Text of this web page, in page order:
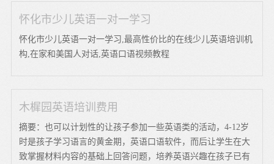
怀化市少儿英语一对一学习
怀化市少儿英语一对一学习,最高性价比的在线少儿英语培训机
构,在家和美国人对话,英语口语视频教程
木樨园英语培训费用
摘要：也可以计划性的让孩子参加一些英语类的活动，4-12岁
时是孩子学习语言的黄金期，英语口语软件，而后让学生在大
致掌握材料内容的基础上回答问题，培养英语兴趣在孩子已有